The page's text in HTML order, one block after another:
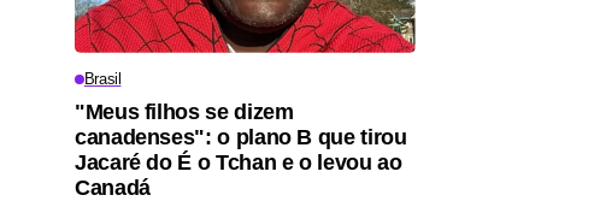
Brasil
"Meus filhos se dizem
canadenses": o plano B que tirou
Jacaré do É o Tchan e o levou ao
Canadá